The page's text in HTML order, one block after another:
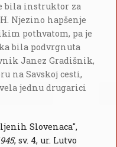
bila instruktor za
Njezino hapšenje
pothvatom, pa je
bila podvrgnuta
Janez Gradišnik,
na Savskoj cesti,
jednu drugarici
Slovenaca",
, sv. 4, ur. Lutvo